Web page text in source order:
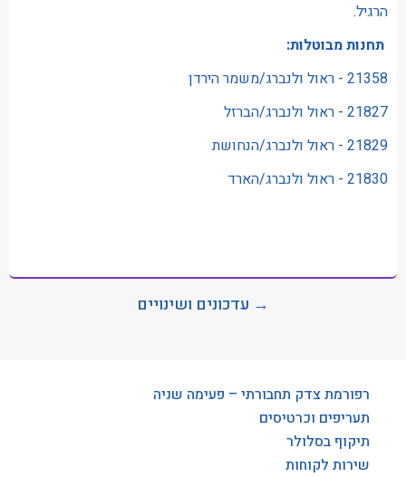
הרגיל.
תחנות מבוטלות:
21358 - ראול ולנברג/משמר הירדן
21827 - ראול ולנברג/הברזל
21829 - ראול ולנברג/הנחושת
21830 - ראול ולנברג/הארד
→ עדכונים ושינויים
רפורמת צדק תחבורתי – פעימה שניה
תעריפים וכרטיסים
תיקוף בסלולר
שירות לקוחות